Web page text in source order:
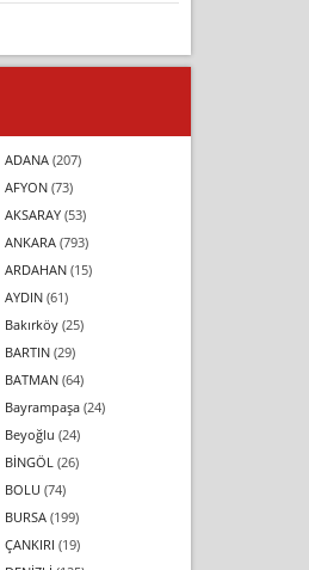
ADANA(207)
AFYON(73)
AKSARAY(53)
ANKARA(793)
ARDAHAN(15)
AYDIN(61)
Bakırköy(25)
BARTIN(29)
BATMAN(64)
Bayrampaşa(24)
Beyoğlu (24)
BİNGÖL (26)
BOLU (74)
BURSA(199)
ÇANKIRI (19)